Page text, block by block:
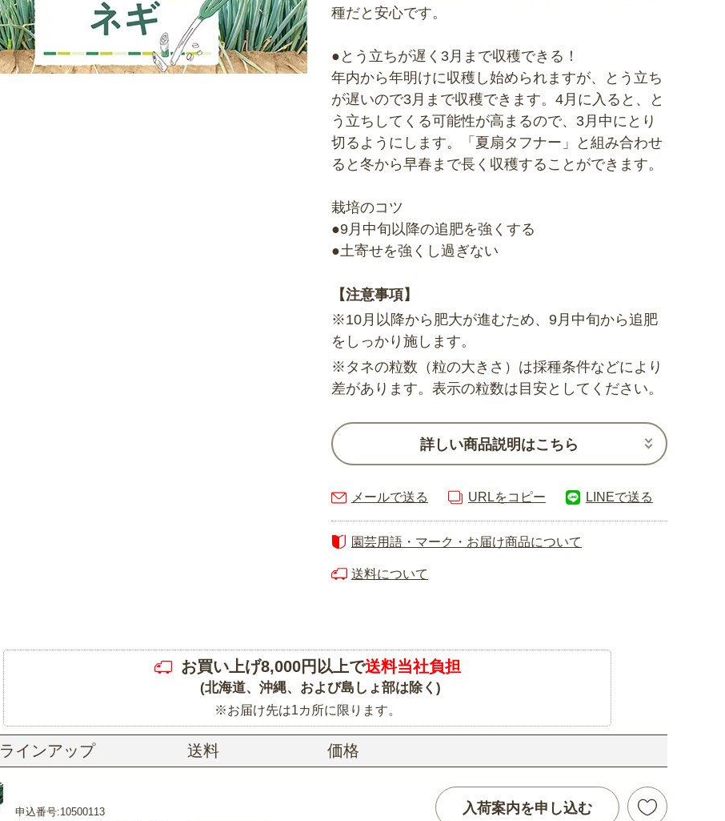
種だと安心です。
●とう立ちが遅く3月まで収穫できる！
年内から年明けに収穫し始められますが、とう立ち
が遅いので3月まで収穫できます。4月に入ると、と
う立ちしてくる可能性が高まるので、3月中にとり
切るようにします。「夏扇タフナー」と組み合わせ
ると冬から早春まで長く収穫することができます。
栽培のコツ
●9月中旬以降の追肥を強くする
●土寄せを強くし過ぎない
【注意事項】
※10月以降から肥大が進むため、9月中旬から追肥
をしっかり施します。
※タネの粒数（粒の大きさ）は採種条件などにより
差があります。表示の粒数は目安としてください。
詳しい商品説明はこちら
メールで送る URLをコピー LINEで送る
園芸用語・マーク・お届け商品について
送料について
お買い上げ8,000円以上で送料当社負担
(北海道、沖縄、および島しょ部は除く)
※お届け先は1カ所に限ります。
ラインアップ 送料 価格
申込番号:10500113 入荷案内を申し込む